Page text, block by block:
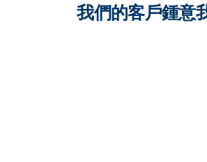
我們的客戶鍾意